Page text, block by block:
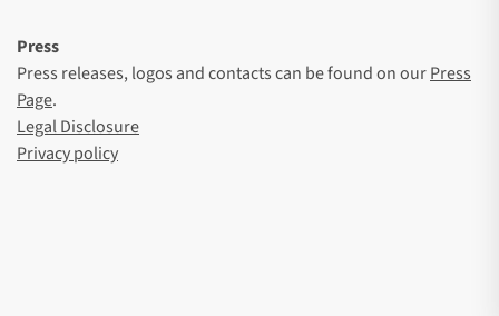
Press
Press releases, logos and contacts can be found on ourPress
Page.
Legal Disclosure
Privacy policy